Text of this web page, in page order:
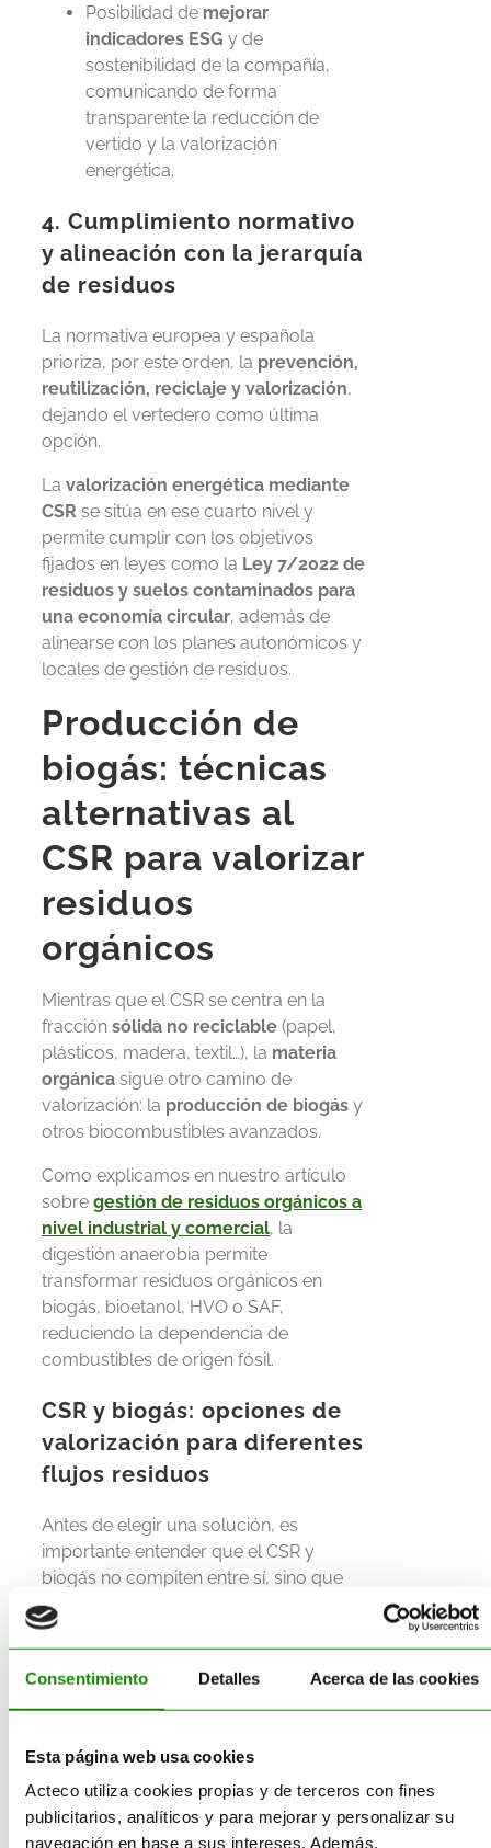
Consentimiento Detalles Acerca de las cookies
Esta página web usa cookies
Acteco utiliza cookies propias y de terceros con fines
publicitarios, analíticos y para mejorar y personalizar su
navegación en base a sus intereses. Además,
Posibilidad de mejorar
indicadores ESG y de
sostenibilidad de la compañía,
comunicando de forma
transparente la reducción de
vertido y la valorización
energética.
4. Cumplimiento normativo
y alineación con la jerarquía
de residuos
La normativa europea y española
prioriza, por este orden, la prevención,
reutilización, reciclaje y valorización,
dejando el vertedero como última
opción.
La valorización energética mediante
CSR se sitúa en ese cuarto nivel y
permite cumplir con los objetivos
fijados en leyes como la Ley 7/2022 de
residuos y suelos contaminados para
una economía circular, además de
alinearse con los planes autonómicos y
locales de gestión de residuos.
Producción de
biogás: técnicas
alternativas al
CSR para valorizar
residuos
orgánicos
Mientras que el CSR se centra en la
fracción sólida no reciclable (papel,
plásticos, madera, textil…), la materia
orgánica sigue otro camino de
valorización: la producción de biogás y
otros biocombustibles avanzados.
Como explicamos en nuestro artículo
sobre gestión de residuos orgánicos a
nivel industrial y comercial, la
digestión anaerobia permite
transformar residuos orgánicos en
biogás, bioetanol, HVO o SAF,
reduciendo la dependencia de
combustibles de origen fósil.
CSR y biogás: opciones de
valorización para diferentes
flujos residuos
Antes de elegir una solución, es
importante entender que el CSR y
biogás no compiten entre sí, sino que
dan solución a diferentes corrientes
de residuos
integral de gestión de residuos. Cada
tecnología se adapta a un tipo de
residuo y a una necesidad energética
reciclable, seca y de alto poder
calorífico.